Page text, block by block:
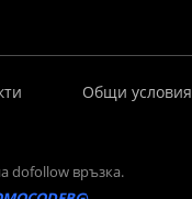
Общи условия
dofollow връзка.